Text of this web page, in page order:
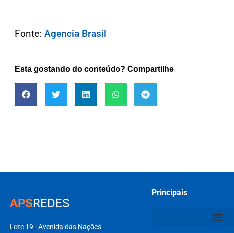
Fonte: Agencia Brasil
Esta gostando do conteúdo? Compartilhe
APSREDES
Lote 19 - Avenida das Nações
Principais